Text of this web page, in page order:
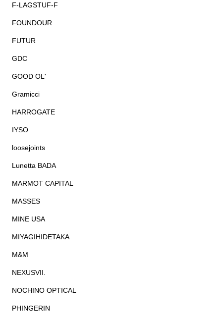
F-LAGSTUF-F
FOUNDOUR
FUTUR
GDC
GOOD OL'
Gramicci
HARROGATE
IYSO
loosejoints
Lunetta BADA
MARMOT CAPITAL
MASSES
MINE USA
MIYAGIHIDETAKA
M&M
NEXUSVII.
NOCHINO OPTICAL
PHINGERIN